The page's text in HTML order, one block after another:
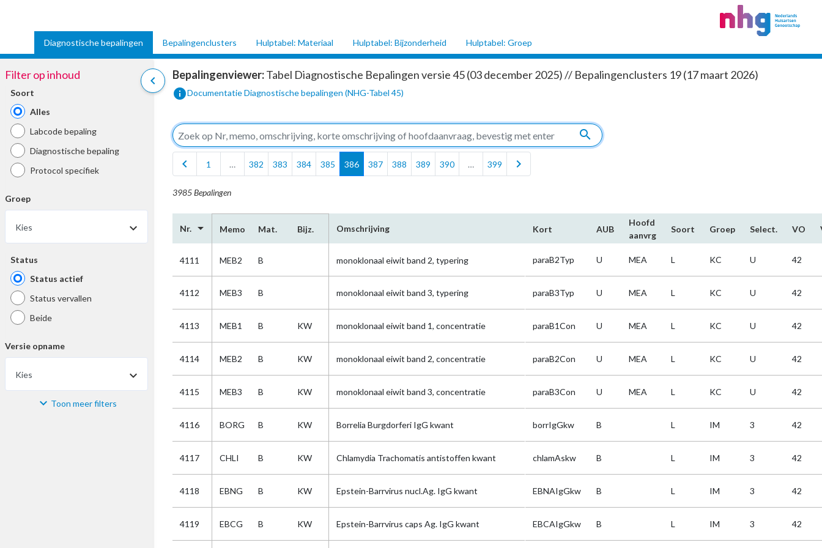
Diagnostische bepalingen Bepalingenclusters Hulptabel: Materiaal Hulptabel: Bijzonderheid Hulptabel: Groep
chevron_left
Filter op inhoud
Soort
Alles
Labcode bepaling
Diagnostische bepaling
Protocol specifiek
Groep
Kies
Status
Status actief
Status vervallen
Beide
Versie opname
Kies
Materiaal Toon meer filters
Bepalingenviewer:Tabel Diagnostische Bepalingen versie 45 (03 december 2025) // Bepalingenclusters 19 (17 maart 2026)
infoDocumentatie Diagnostische bepalingen (NHG-Tabel 45)
search
chevron_left
1 … 382 383 384 385 386 387 388 389 390 … 399 chevron_right
3985 Bepalingen
Nr. arrow_drop_down Memo Mat. Bijz. Omschrijving Kort AUB
Hoofd​
aanvrg
Soort Groep Select. VO
4111 MEB2 B monoklonaal eiwit band 2, typering paraB2Typ U MEA L KC U 42
4112 MEB3 B monoklonaal eiwit band 3, typering paraB3Typ U MEA L KC U 42
4113 MEB1 B KW monoklonaal eiwit band 1, concentratie paraB1Con U MEA L KC U 42
4114 MEB2 B KW monoklonaal eiwit band 2, concentratie paraB2Con U MEA L KC U 42
4115 MEB3 B KW monoklonaal eiwit band 3, concentratie paraB3Con U MEA L KC U 42
4116 BORG B KW Borrelia Burgdorferi IgG kwant borrIgGkw B L IM 3 42
4117 CHLI B KW Chlamydia Trachomatis antistoffen kwant chlamAskw B L IM 3 42
4118 EBNG B KW Epstein-Barrvirus nucl.Ag. IgG kwant EBNAIgGkw B L IM 3 42
4119 EBCG B KW Epstein-Barrvirus caps Ag. IgG kwant EBCAIgGkw B L IM 3 42